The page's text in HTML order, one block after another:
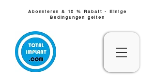
Abonnieren & 10 % Rabatt - Einige
Bedingungen gelten